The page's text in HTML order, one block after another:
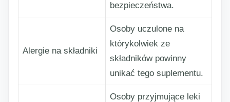
bezpieczeństwa.
Alergie na składniki
Osoby uczulone na
którykolwiek ze
składników powinny
unikać tego suplementu.
Osoby przyjmujące leki